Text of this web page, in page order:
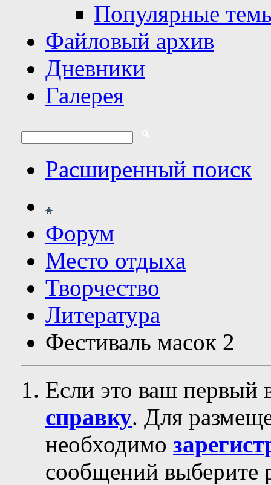
Популярные
Файловый архив
Дневники
Галерея
Расширенный поиск
Форум
Место отдыха
Творчество
Литература
Фестиваль масок 2
Если это ваш первый
справку. Для
необходимо
сообщений выберите